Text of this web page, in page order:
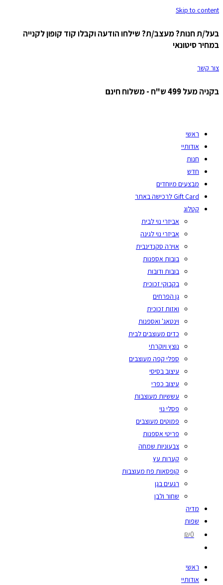
Skip to content
בעל/ת חנות? מעצב/ת? שילחו הודעה וקבלו קוד קופון לקנייה
במחיר סיטונאי
צור קשר
בקניה מעל 499 ש"ח - משלוח חינם
ראשי
אודותיי
חנות
חדש
מבצעים מיוחדים
Gift Card לרכישה באתר
קטלוג
אביזרי נוי לבית
אביזרי נוי לגינה
אוירה סקנדינבית
בובות אספנות
בובות ודובות
בקבוקי זכוכית
גן הפרחים
ואזות זכוכית
וינטאג' ואספנות
כדים מעוצבים לבית
נוצץ ויוקרתי
ספלי קפה מעוצבים
עיצוב בסיסי
עיצוב כפרי
עששיות מעוצבות
פסלי נוי
פמוטים מעוצבים
פריטי אספנות
צבעוניות שמחה
קערות עץ
קופסאות פח מעוצבות
רגעים בגן
שחור ולבן
מדיה
שפות
₪0
ראשי
אודותיי